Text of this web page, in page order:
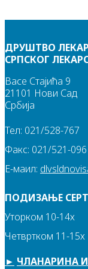
ДРУШТВО
СРПСКОГ
Васе Стајића 9
21101 Нови Сад
Србија
Тел: 021/528-767
Факс: 021/521-096
Е-маил:
ПОДИЗАЊЕ
Уторком 10-14х
Четвртком 11-15х
► ЧЛАНАРИНА